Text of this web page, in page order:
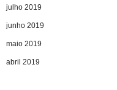
julho 2019
junho 2019
maio 2019
abril 2019